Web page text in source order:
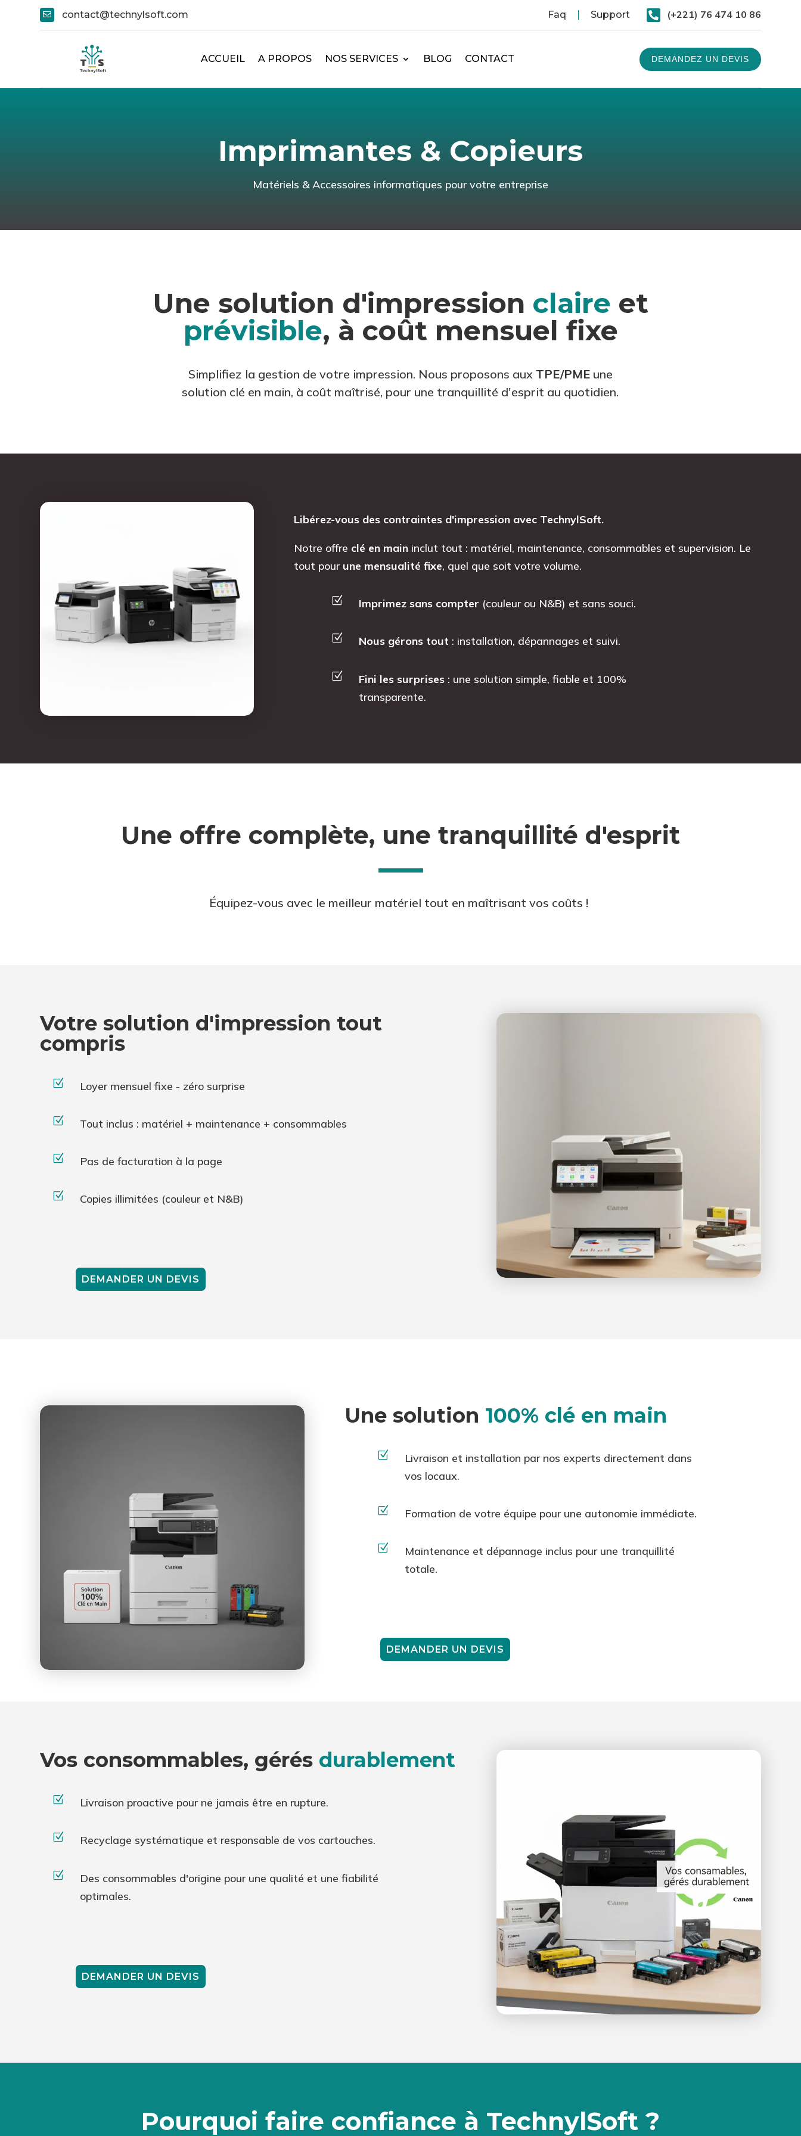
 contact@technylsoft.com Faq Support  (+221) 76 474 10 86
ACCUEIL A PROPOS NOS SERVICES BLOG CONTACT DEMANDEZ UN DEVIS
Imprimantes & Copieurs
Matériels & Accessoires informatiques pour votre entreprise
Une solution d'impression claire et
prévisible, à coût mensuel fixe
Simplifiez la gestion de votre impression. Nous proposons aux TPE/PMEune
solution clé en main, à coût maîtrisé, pour une tranquillité d'esprit au quotidien.
Libérez-vous des contraintes d'impression avec TechnylSoft.
Notre offre clé en maininclut tout : matériel, maintenance, consommables et supervision. Le
tout pour une mensualité fixe, quel que soit votre volume.
Z Imprimez sans compter (couleur ou N&B) et sans souci.
Z Nous gérons tout : installation, dépannages et suivi.
Z Fini les surprises: une solution simple, fiable et 100%
transparente.
Une offre complète, une tranquillité d'esprit
Équipez-vous avec le meilleur matériel tout en maîtrisant vos coûts !
Votre solution d'impression tout
compris
Z Loyer mensuel fixe - zéro surprise
Z Tout inclus : matériel + maintenance + consommables
Z Pas de facturation à la page
Z Copies illimitées (couleur et N&B)
DEMANDER UN DEVIS
Une solution 100% clé en main
Z
Livraison et installation par nos experts directement dans
vos locaux.
Z Formation de votre équipe pour une autonomie immédiate.
Z
Maintenance et dépannage inclus pour une tranquillité
totale.
DEMANDER UN DEVIS
Vos consommables, gérés durablement
Z Livraison proactive pour ne jamais être en rupture.
Z Recyclage systématique et responsable de vos cartouches.
Z
Des consommables d'origine pour une qualité et une fiabilité
optimales.
DEMANDER UN DEVIS
Pourquoi faire confiance à TechnylSoft ?